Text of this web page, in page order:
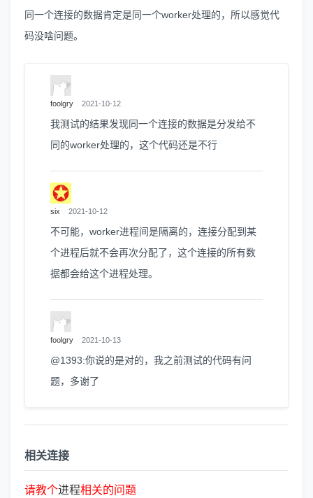
同一个连接的数据肯定是同一个worker处理的，所以感觉代
码没啥问题。
foolgry 2021-10-12
我测试的结果发现同一个连接的数据是分发给不
同的worker处理的，这个代码还是不行
six 2021-10-12
不可能，worker进程间是隔离的，连接分配到某
个进程后就不会再次分配了，这个连接的所有数
据都会给这个进程处理。
foolgry 2021-10-13
@1393:你说的是对的，我之前测试的代码有问
题，多谢了
相关连接
请教个进程相关的问题